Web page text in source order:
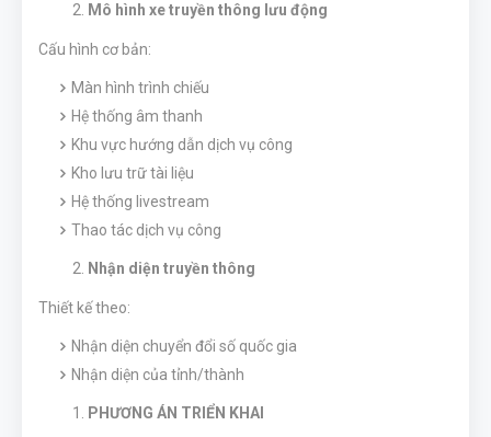
Mô hình xe truyền thông lưu động
Cấu hình cơ bản:
Màn hình trình chiếu
Hệ thống âm thanh
Khu vực hướng dẫn dịch vụ công
Kho lưu trữ tài liệu
Hệ thống livestream
Thao tác dịch vụ công
Nhận diện truyền thông
Thiết kế theo:
Nhận diện chuyển đổi số quốc gia
Nhận diện của tỉnh/thành
PHƯƠNG ÁN TRIỂN KHAI